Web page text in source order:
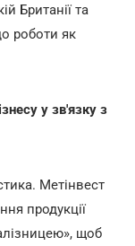
Британії та
роботи як
у зв'язку з
Метінвест
продукції
щоб